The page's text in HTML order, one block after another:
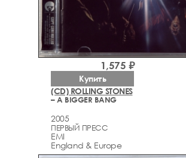
(CD) ROLLING STONES
– A BIGGER BANG
2005
ПЕРВЫЙ ПРЕСС
EMI
England & Europe
1,575 ₽
Купить